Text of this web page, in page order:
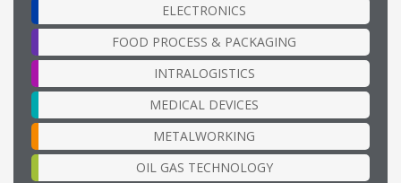
ELECTRONICS
FOOD PROCESS & PACKAGING
INTRALOGISTICS
MEDICAL DEVICES
METALWORKING
OIL GAS TECHNOLOGY